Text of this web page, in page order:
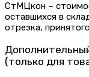
СтМЦкон –
оставшихся в
отрезка,
(только для